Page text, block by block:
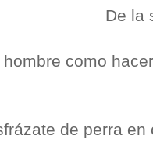
De la
hombre como
de perra en